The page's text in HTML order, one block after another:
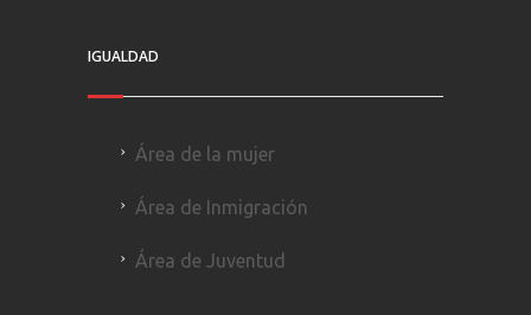
IGUALDAD
Área de la mujer
Área de Inmigración
Área de Juventud